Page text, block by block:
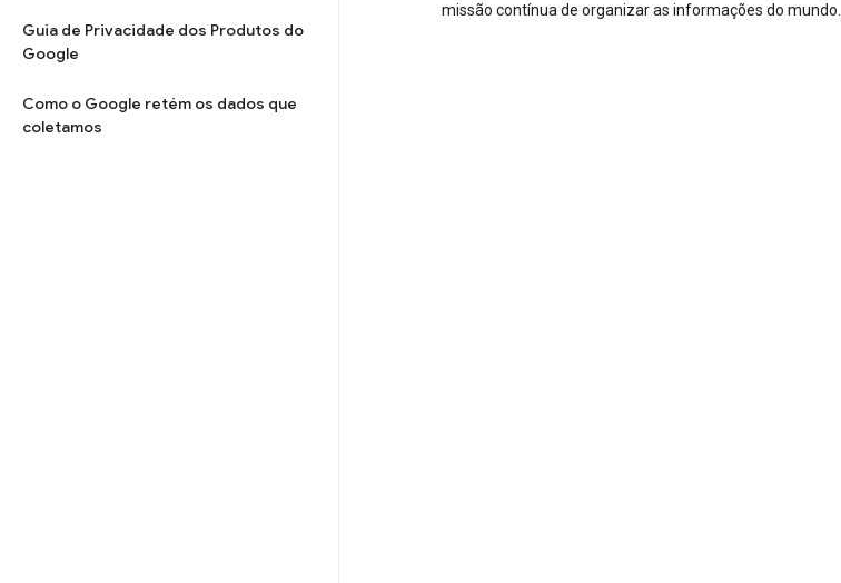
Guia de Privacidade dos Produtos do
Google
Como o Google retém os dados que
coletamos
missão contínua de organizar as informações do mundo.